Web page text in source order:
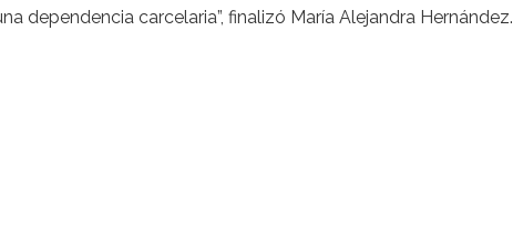
dependencia carcelaria”, finalizó María Alejandra Hernández.